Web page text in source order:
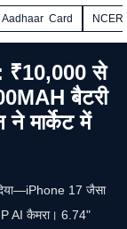
Aadhaar Card
₹10,000 से
बैटरी
मार्केट में
17 जैसा
AI कैमरा। 6.74"